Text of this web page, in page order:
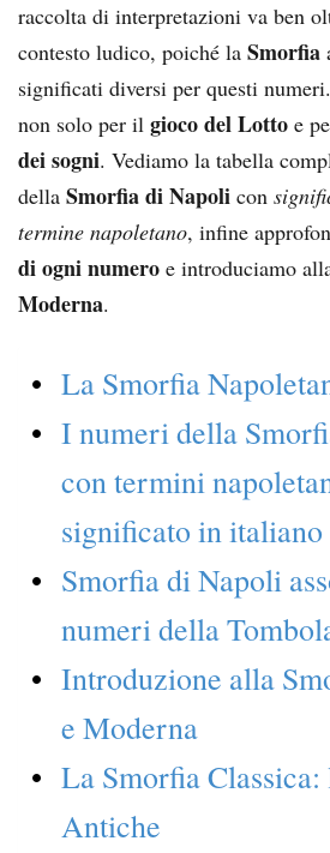
raccolta di interpretazioni va ben
contesto ludico, poiché la Smorfia
significati diversi per questi
non solo per il gioco del Lotto e
dei sogni. Vediamo la tabella
della Smorfia di Napoli con
termine napoletano, infine
di ogni numero e introduciamo
Moderna.
La Smorfia
I numeri della
con termini
significato in italiano
Smorfia di Napoli
numeri della
Introduzione alla
e Moderna
La Smorfia
Antiche